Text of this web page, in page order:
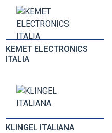
KEMET ELECTRONICS
ITALIA
KLINGEL ITALIANA